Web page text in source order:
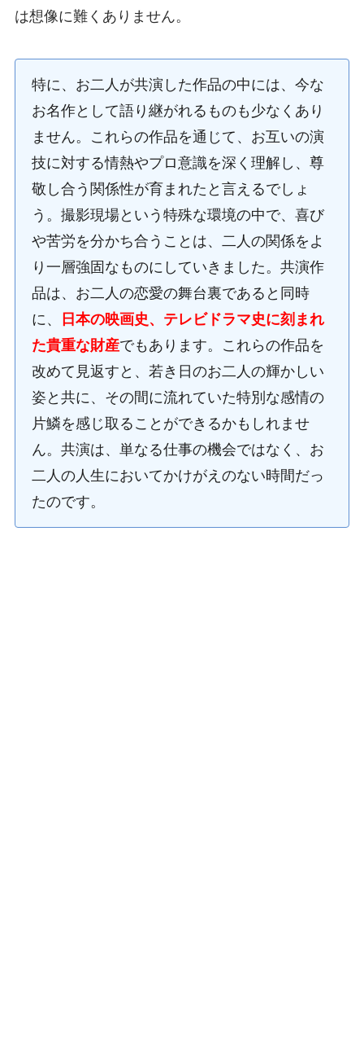
は想像に難くありません。
特に、お二人が共演した作品の中には、今な
お名作として語り継がれるものも少なくあり
ません。これらの作品を通じて、お互いの演
技に対する情熱やプロ意識を深く理解し、尊
敬し合う関係性が育まれたと言えるでしょ
う。撮影現場という特殊な環境の中で、喜び
や苦労を分かち合うことは、二人の関係をよ
り一層強固なものにしていきました。共演作
品は、お二人の恋愛の舞台裏であると同時
に、
日本の映画史、テレビドラマ史に刻まれ
た貴重な財産でもあります。これらの作品を
改めて見返すと、若き日のお二人の輝かしい
姿と共に、その間に流れていた特別な感情の
片鱗を感じ取ることができるかもしれませ
ん。共演は、単なる仕事の機会ではなく、お
二人の人生においてかけがえのない時間だっ
たのです。